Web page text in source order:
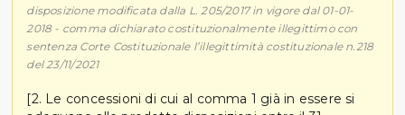
disposizione modificata dalla L. 205/2017 in vigore dal 01-01-
2018 - comma dichiarato costituzionalmente illegittimo con
sentenza Corte Costituzionale l’illegittimità costituzionale n.218
del 23/11/2021
[2. Le concessioni di cui al comma 1 già in essere si